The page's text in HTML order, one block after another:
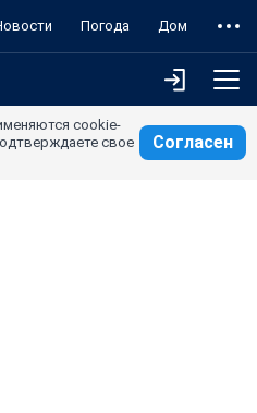
Погода Дом
cookie-
свое
Согласен